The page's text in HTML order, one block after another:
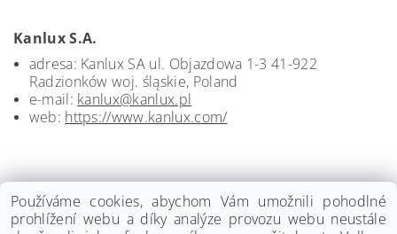
Kanlux S.A.
adresa: Kanlux SA ul. Objazdowa 1-3 41-922
Radzionków woj. śląskie, Poland
e-mail: kanlux@kanlux.pl
web: https://www.kanlux.com/
Používáme cookies, abychom Vám umožnili pohodlné
prohlížení webu a díky analýze provozu webu neustále